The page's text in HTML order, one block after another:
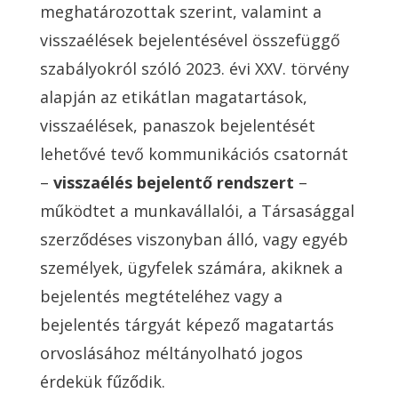
meghatározottak szerint, valamint a
visszaélések bejelentésével összefüggő
szabályokról szóló 2023. évi XXV. törvény
alapján az etikátlan magatartások,
visszaélések, panaszok bejelentését
lehetővé tevő kommunikációs csatornát
– visszaélés bejelentő rendszert –
működtet a munkavállalói, a Társasággal
szerződéses viszonyban álló, vagy egyéb
személyek, ügyfelek számára, akiknek a
bejelentés megtételéhez vagy a
bejelentés tárgyát képező magatartás
orvoslásához méltányolható jogos
érdekük fűződik.